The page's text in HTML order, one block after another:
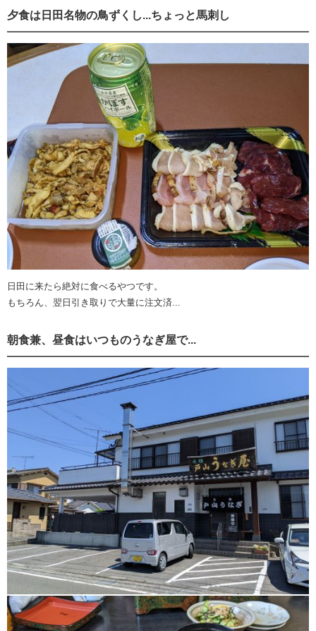
夕食は日田名物の鳥ずくし...ちょっと馬刺し
日田に来たら絶対に食べるやつです。
もちろん、翌日引き取りで大量に注文済...
朝食兼、昼食はいつものうなぎ屋で...